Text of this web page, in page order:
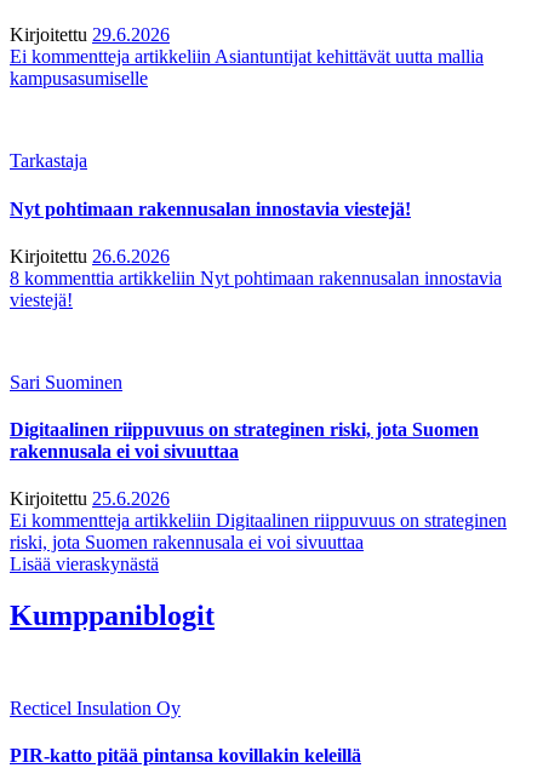
Kirjoitettu 29.6.2026
Ei kommentteja artikkeliin Asiantuntijat kehittävät uutta mallia
kampusasumiselle
Tarkastaja
Nyt pohtimaan rakennusalan innostavia viestejä!
Kirjoitettu 26.6.2026
8 kommenttia artikkeliin Nyt pohtimaan rakennusalan innostavia
viestejä!
Sari Suominen
Digitaalinen riippuvuus on strateginen riski, jota Suomen
rakennusala ei voi sivuuttaa
Kirjoitettu 25.6.2026
Ei kommentteja artikkeliin Digitaalinen riippuvuus on strateginen
riski, jota Suomen rakennusala ei voi sivuuttaa
Lisää vieraskynästä
Kumppaniblogit
Recticel Insulation Oy
PIR-katto pitää pintansa kovillakin keleillä